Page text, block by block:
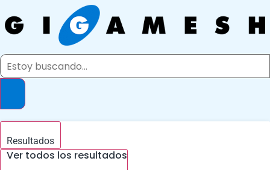
al
contenido
Search
Resultados
Ver todos los resultados